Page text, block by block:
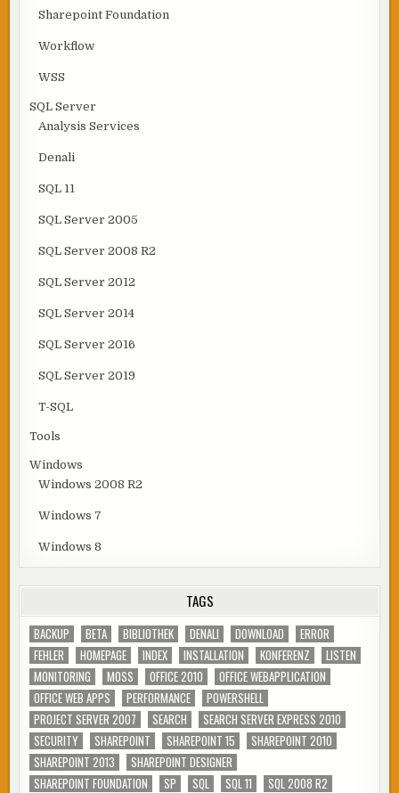
Sharepoint Foundation
Workflow
WSS
SQL Server
Analysis Services
Denali
SQL 11
SQL Server 2005
SQL Server 2008 R2
SQL Server 2012
SQL Server 2014
SQL Server 2016
SQL Server 2019
T-SQL
Tools
Windows
Windows 2008 R2
Windows 7
Windows 8
TAGS
BACKUP BETA BIBLIOTHEK DENALI DOWNLOAD
ERROR
FEHLER
HOMEPAGE INDEX INSTALLATION KONFERENZ
LISTEN
MONITORING
MOSS OFFICE 2010
OFFICE WEBAPPLICATION
OFFICE WEB APPS
PERFORMANCE
POWERSHELL
PROJECT SERVER 2007
SEARCH
SEARCH SERVER EXPRESS 2010
SECURITY
SHAREPOINT SHAREPOINT 15
SHAREPOINT 2010
SHAREPOINT 2013
SHAREPOINT DESIGNER
SHAREPOINT FOUNDATION
SP SQL SQL 11
SQL 2008 R2